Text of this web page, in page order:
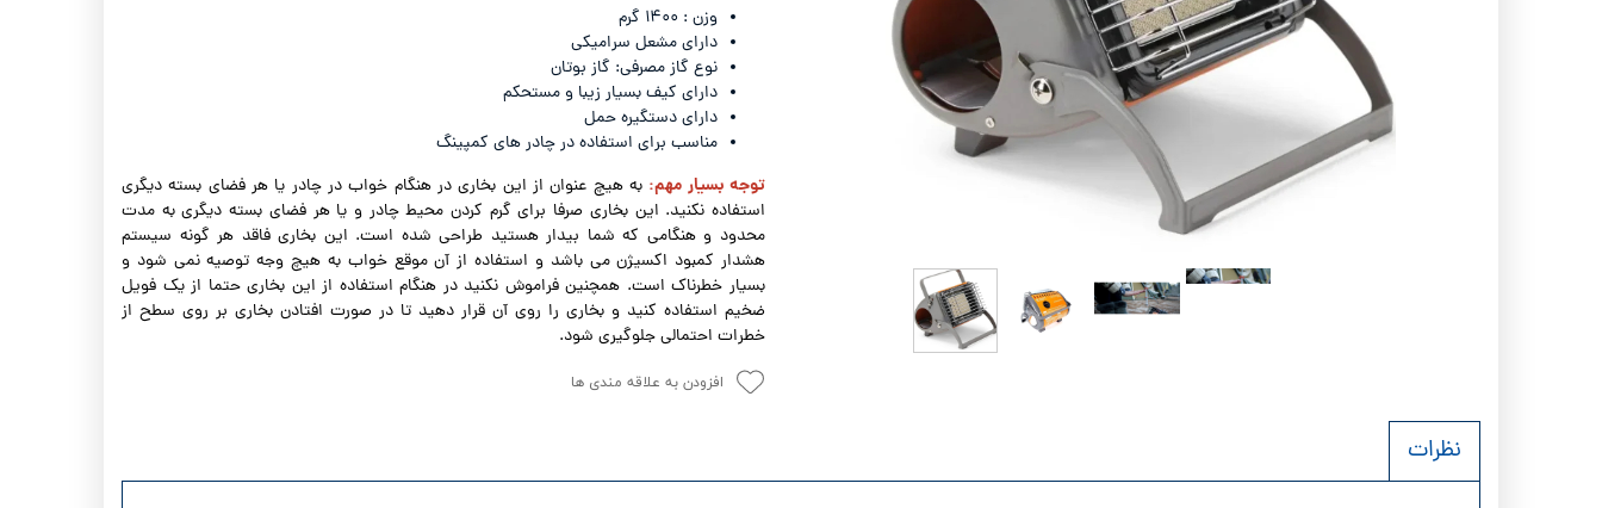
لدرمن - Leatherman نشنال جئوگرافیک - National Geographic
نیچر هایک Naturehike
لکی - Leki ترموس - Thermos
کانتیگو- Contigo کلمبیا - Columbia
وزن : ۱۴۰۰ گرم
دارای مشعل سرامیکی
نوع گاز مصرفی: گاز بوتان
دارای کیف بسیار زیبا و مستحکم
دارای دستگیره حمل
مناسب برای استفاده در چادر های کمپینگ
توجه بسیار مهم: به هیچ عنوان از این بخاری در هنگام خواب در چادر یا هر فضای بسته دیگری
استفاده نکنید. این بخاری صرفا برای گرم کردن محیط چادر و یا هر فضای بسته دیگری به مدت
محدود و هنگامی که شما بیدار هستید طراحی شده است. این بخاری فاقد هر گونه سیستم
هشدار کمبود اکسیژن می باشد و استفاده از آن موقع خواب به هیچ وجه توصیه نمی شود و
بسیار خطرناک است. همچنین فراموش نکنید در هنگام استفاده از این بخاری حتما از یک فویل
ضخیم استفاده کنید و بخاری را روی آن قرار دهید تا در صورت افتادن بخاری بر روی سطح از
خطرات احتمالی جلوگیری شود.
افزودن به علاقه مندی ها
نظرات